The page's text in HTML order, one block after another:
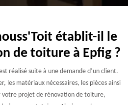
établit-il le
de toiture à Epfig ?
réalisé suite à une demande d’un client.
les matériaux nécessaires, les pièces ainsi
votre projet de rénovation de toiture,